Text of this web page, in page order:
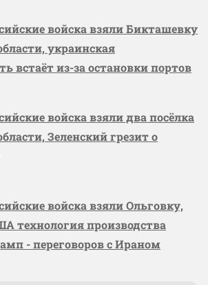
войска взяли Бикташевку
украинская
встаёт из-за остановки портов
войска взяли два посёлка
Зеленский грезит о
войска взяли Ольговку,
технология производства
- переговоров с Ираном